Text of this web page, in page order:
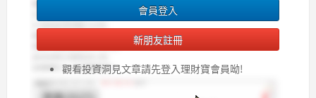
會員登入
新朋友註冊
觀看投資洞見文章請先登入理財寶會員呦!